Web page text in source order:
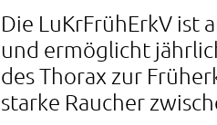
Die LuKrFrühErkV ist
und ermöglicht
des Thorax zur
starke Raucher